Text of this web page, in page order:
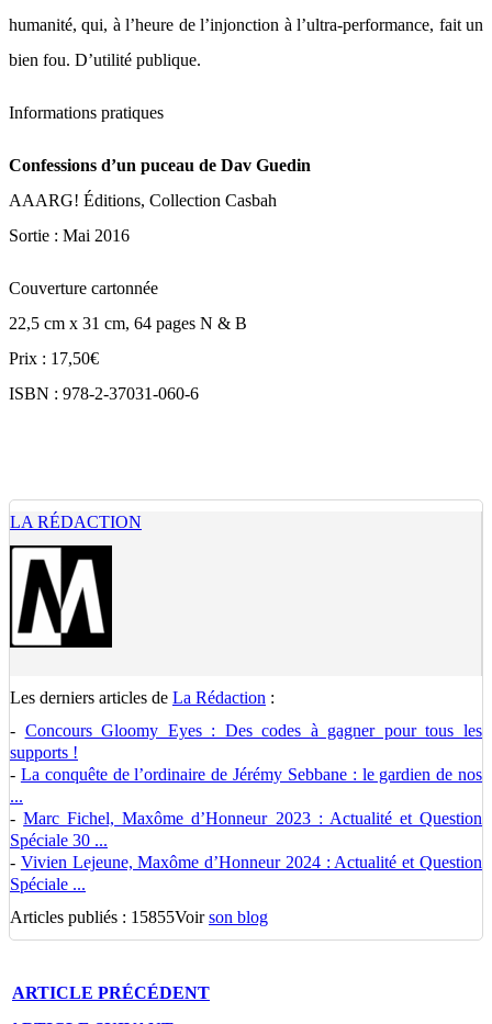
humanité, qui, à l’heure de l’injonction à l’ultra-performance, fait un
bien fou. D’utilité publique.
Informations pratiques
Confessions d’un puceau de Dav Guedin
AAARG! Éditions, Collection Casbah
Sortie : Mai 2016
Couverture cartonnée
22,5 cm x 31 cm, 64 pages N & B
Prix : 17,50€
ISBN : 978-2-37031-060-6
LA RÉDACTION
Les derniers articles de La Rédaction :
- Concours Gloomy Eyes : Des codes à gagner pour tous les
supports !
- La conquête de l’ordinaire de Jérémy Sebbane : le gardien de nos
...
-Marc Fichel, Maxôme d’Honneur 2023 : Actualité et Question
Spéciale 30 ...
- Vivien Lejeune, Maxôme d’Honneur 2024 : Actualité et Question
Spéciale ...
Articles publiés : 15855Voirson blog
ARTICLE PRÉCÉDENT